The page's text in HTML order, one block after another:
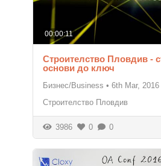
00:00:11
Строителство Пловдив -
основи до ключ
Бизнес/Business • 6th Mar, 2016
Строителство Пловдив
3986 0 0